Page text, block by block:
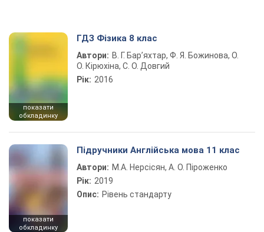
показати
обкладинку
ГДЗ Фізика 8 клас
Автори: В. Г. Бар’яхтар, Ф. Я. Божинова, О.
О. Кірюхіна, С. О. Довгий
Рік: 2016
показати
обкладинку
Підручники Англійська мова 11 клас
Автори: М.А. Нерсісян, А. О. Піроженко
Рік: 2019
Опис: Рівень стандарту